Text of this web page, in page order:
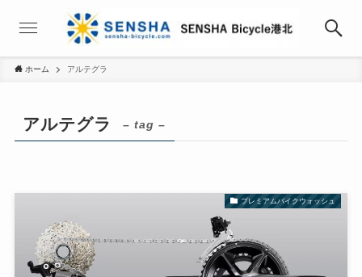
ホーム アルテグラ
アルテグラ – tag –
プレミアムバイクウォッシュ